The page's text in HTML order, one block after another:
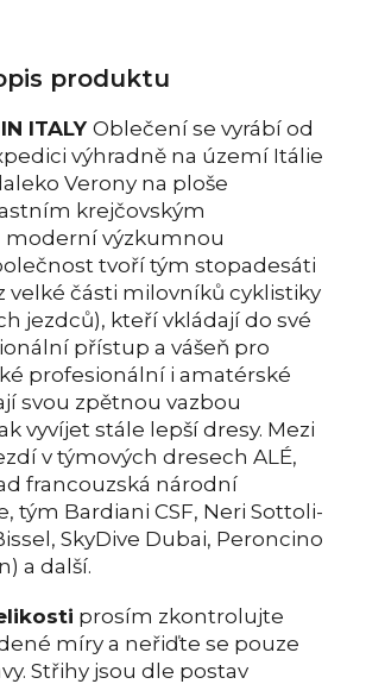
produktu
ITALY Oblečení se vyrábí od
výhradně na území Itálie
Verony na ploše
krejčovským
výzkumnou
tvoří tým stopadesáti
velké části milovníků cyklistiky
jezdců), kteří vkládají do své
přístup a vášeň pro
profesionální i amatérské
svou zpětnou vazbou
vyvíjet stále lepší dresy. Mezi
v týmových dresech ALÉ,
francouzská národní
tým Bardiani CSF, Neri Sottoli-
SkyDive Dubai, Peroncino
a další.
prosím zkontrolujte
míry a neřiďte se pouze
Střihy jsou dle postav